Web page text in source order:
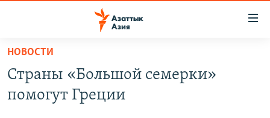
Вернуться
основному
содержанию
КАЗАХСТАН
НОВОСТИ
ВОЙНА В УКРАИНЕ
НОВОСТИ
Страны «Большой семерки»
помогут Греции